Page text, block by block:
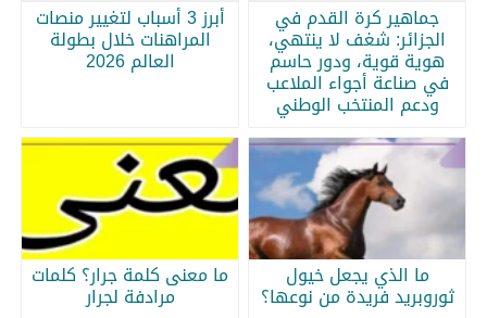
جماهير كرة القدم في
الجزائر: شغف لا ينتهي،
هوية قوية، ودور حاسم
في صناعة أجواء الملاعب
ودعم المنتخب الوطني
أبرز 3 أسباب لتغيير منصات
المراهنات خلال بطولة
العالم 2026
ما الذي يجعل خيول
ثوروبريد فريدة من نوعها؟
ما معنى كلمة جرار؟ كلمات
مرادفة لجرار